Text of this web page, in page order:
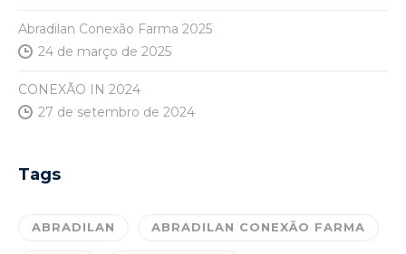
Abradilan Conexão Farma 2025
24 de março de 2025
CONEXÃO IN 2024
27 de setembro de 2024
Tags
ABRADILAN ABRADILAN CONEXÃO FARMA